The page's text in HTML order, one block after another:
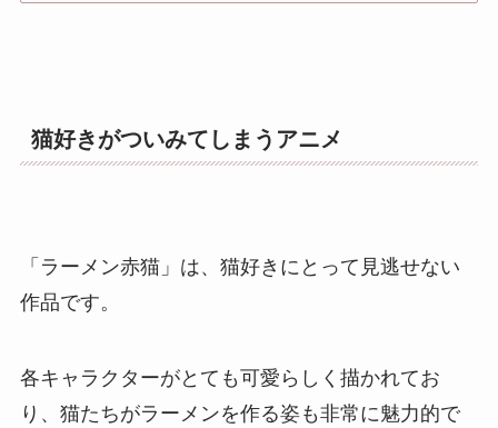
猫好きがついみてしまうアニメ
「ラーメン赤猫」は、猫好きにとって見逃せない
作品です。
各キャラクターがとても可愛らしく描かれてお
り、猫たちがラーメンを作る姿も非常に魅力的で